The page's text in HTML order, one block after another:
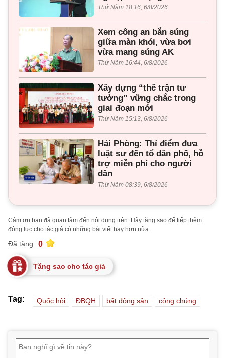
Thứ Năm 18:16, 6/8/2026
Xem công an bắn súng
giữa màn khói, vừa bơi
vừa mang súng AK
Thứ Năm 16:44, 6/8/2026
Xây dựng “thế trận tư
tưởng” vững chắc trong
giai đoạn mới
Thứ Năm 15:13, 6/8/2026
Hải Phòng: Thí điểm đưa
luật sư đến tổ dân phố, hỗ
trợ miễn phí cho người
dân
Thứ Năm 08:39, 6/8/2026
Cảm ơn bạn đã quan tâm đến nội dung trên. Hãy tặng sao để tiếp thêm
động lực cho tác giả có những bài viết hay hơn nữa.
Đã tặng: 0
Tặng sao cho tác giả
Tag: Quốc hội ĐBQH bất động sản công chứng